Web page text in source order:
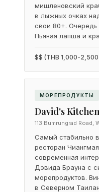
мишленовский
в лыжных очках
свои 80+. Очередь
Пьяная лапша и
$$ (THB 1,000-
МОРЕПРОДУКТЫ
David's Kitchen
113 Bumrungrad Road,
Самый стабильно
ресторан
современная
Дэвида Брауна с
морепродуктов.
в Северном